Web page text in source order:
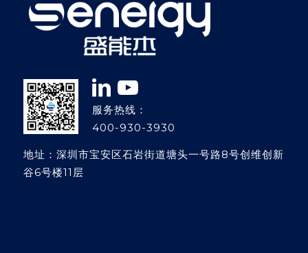
服务热线：
400-930-3930
地址：深圳市宝安区石岩街道塘头一号路8号创维创新
谷6号楼11层